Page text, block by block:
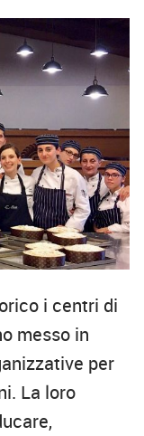
i centri di
messo in
per
La loro